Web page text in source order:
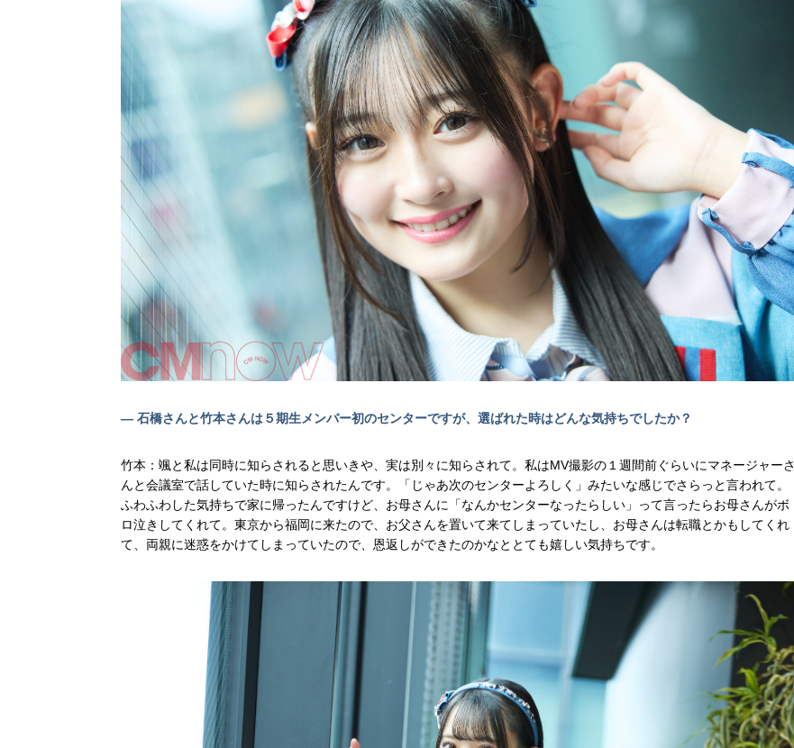
― 石橋さんと竹本さんは５期生メンバー初のセンターですが、選ばれた時はどんな気持ちでしたか？
竹本：颯と私は同時に知らされると思いきや、実は別々に知らされて。私はMV撮影の１週間前ぐらいにマネージャーさ
んと会議室で話していた時に知らされたんです。「じゃあ次のセンターよろしく」みたいな感じでさらっと言われて。
ふわふわした気持ちで家に帰ったんですけど、お母さんに「なんかセンターなったらしい」って言ったらお母さんがボ
ロ泣きしてくれて。東京から福岡に来たので、お父さんを置いて来てしまっていたし、お母さんは転職とかもしてくれ
て、両親に迷惑をかけてしまっていたので、恩返しができたのかなととても嬉しい気持ちです。